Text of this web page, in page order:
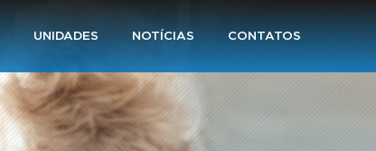
UNIDADES NOTÍCIAS CONTATOS